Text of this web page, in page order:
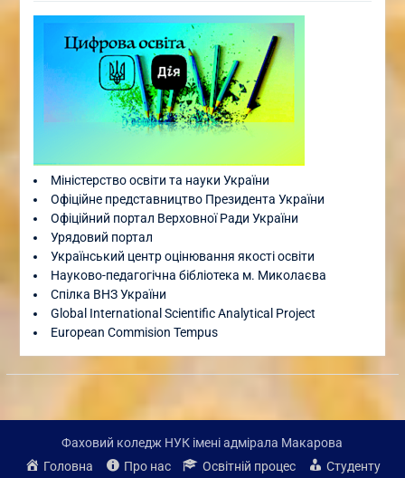
Міністерство освіти та науки України
Офіційне представництво Президента України
Офіційний портал Верховної Ради України
Урядовий портал
Український центр оцінювання якості освіти
Науково-педагогічна бібліотека м. Миколаєва
Спілка ВНЗ України
Global International Scientific Analytical Project
European Commision Tempus
Фаховий коледж НУК імені адмірала Макарова
Головна
Про нас Освітній процес Студенту